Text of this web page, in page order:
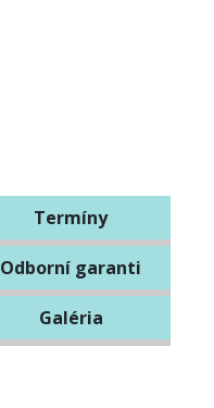
Termíny
Odborní garanti
Galéria